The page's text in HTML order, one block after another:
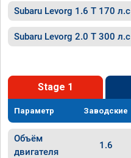
Subaru Levorg 1.6 T 170 л.с
Subaru Levorg 2.0 T 300 л.с
Stage 1
Параметр Заводские
Объём
двигателя
1.6